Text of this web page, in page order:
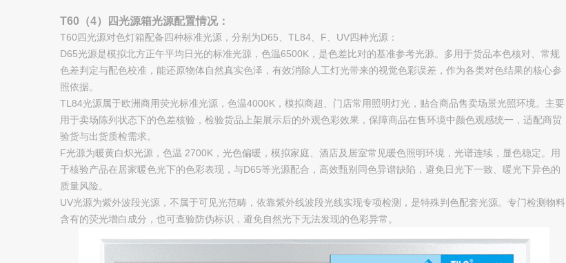
颜色知识
解决方案
服务专区
下载专区
视频专区
关于我们
T60（4）四光源箱光源配置情况：
T60四光源对色灯箱配备四种标准光源，分别为D65、TL84、F、UV四种光源：
D65光源是模拟北方正午平均日光的标准光源，色温6500K，是色差比对的基准参考光源。多用于货品本色核对、常规
色差判定与配色校准，能还原物体自然真实色泽，有效消除人工灯光带来的视觉色彩误差，作为各类对色结果的核心参
照依据。
TL84光源属于欧洲商用荧光标准光源，色温4000K，模拟商超、门店常用照明灯光，贴合商品售卖场景光照环境。主要
用于卖场陈列状态下的色差核验，检验货品上架展示后的外观色彩效果，保障商品在售环境中颜色观感统一，适配商贸
验货与出货质检需求。
F光源为暖黄白炽光源，色温 2700K，光色偏暖，模拟家庭、酒店及居室常见暖色照明环境，光谱连续，显色稳定。用
于核验产品在居家暖色光下的色彩表现，与D65等光源配合，高效甄别同色异谱缺陷，避免日光下一致、暖光下异色的
质量风险。
UV光源为紫外波段光源，不属于可见光范畴，依靠紫外线波段光线实现专项检测，是特殊判色配套光源。专门检测物料
含有的荧光增白成分，也可查验防伪标识，避免自然光下无法发现的色彩异常。